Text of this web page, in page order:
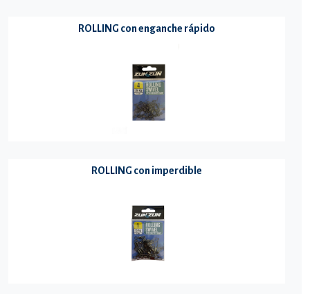
ROLLING con enganche rápido
ROLLING con imperdible